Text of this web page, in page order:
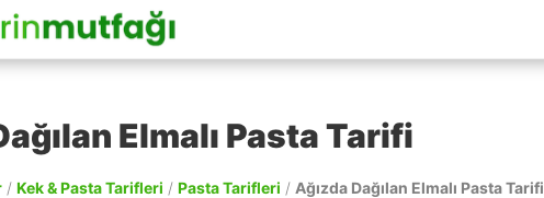
Elmalı Pasta Tarifi
/ Kek & Pasta Tarifleri / Pasta Tarifleri / Ağızda Dağılan Elmalı Pasta Tarifi